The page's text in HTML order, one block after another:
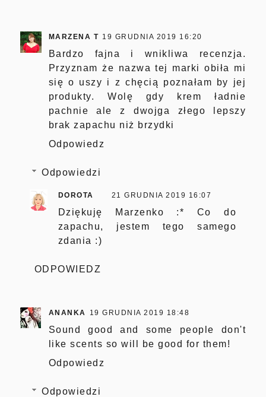
MARZENA T 19 GRUDNIA 2019 16:20
Bardzo fajna i wnikliwa recenzja.
Przyznam że nazwa tej marki obiła mi
się o uszy i z chęcią poznałam by jej
produkty. Wolę gdy krem ładnie
pachnie ale z dwojga złego lepszy
brak zapachu niż brzydki
Odpowiedz
Odpowiedzi
DOROTA 21 GRUDNIA 2019 16:07
Dziękuję Marzenko :* Co do
zapachu, jestem tego samego
zdania :)
ODPOWIEDZ
ANANKA 19 GRUDNIA 2019 18:48
Sound good and some people don't
like scents so will be good for them!
Odpowiedz
Odpowiedzi